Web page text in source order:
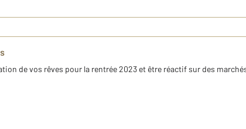
de vos rêves pour la rentrée 2023 et être réactif sur des